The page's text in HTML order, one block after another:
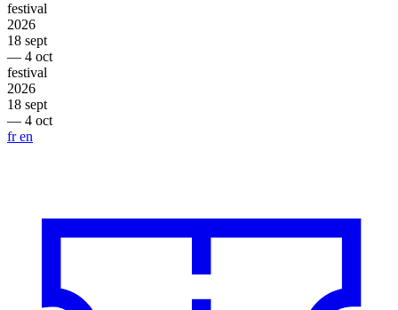
festival
2026
18 sept
— 4 oct
festival
2026
18 sept
— 4 oct
fren